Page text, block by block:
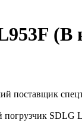
(В
поставщик
погрузчик